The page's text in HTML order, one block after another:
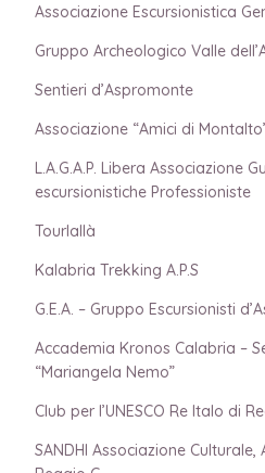
Associazione Escursionistica
Gruppo Archeologico Valle
Sentieri d’Aspromonte
Associazione “Amici di
L.A.G.A.P. Libera Associazione
escursionistiche Professioniste
Tourlallà
Kalabria Trekking A.P.S
G.E.A. – Gruppo Escursionisti
Accademia Kronos Calabria –
“Mariangela Nemo”
Club per l’UNESCO Re Italo di
SANDHI Associazione